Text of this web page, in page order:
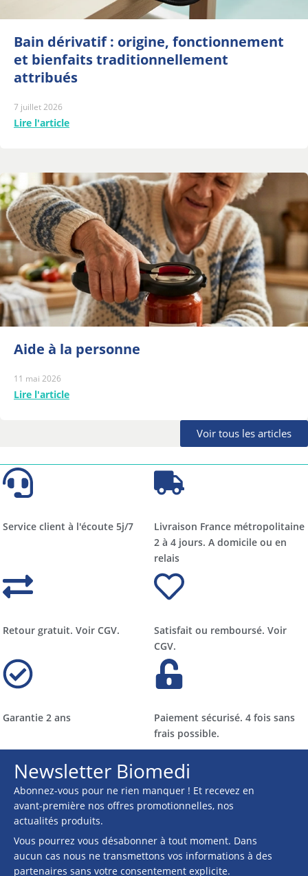
Bain dérivatif : origine, fonctionnement
et bienfaits traditionnellement
attribués
7 juillet 2026
Lire l'article
Aide à la personne
11 mai 2026
Lire l'article
Voir tous les articles
Service client à l'écoute 5j/7
Livraison France métropolitaine
2 à 4 jours. A domicile ou en
relais​​
Retour gratuit. Voir CGV.
Satisfait ou remboursé. Voir
CGV.
Garantie 2 ans
Paiement sécurisé. 4 fois sans
frais possible.
Newsletter Biomedi
Abonnez-vous pour ne rien manquer ! Et recevez en
avant-première nos offres promotionnelles, nos
actualités produits.
Vous pourrez vous désabonner à tout moment. Dans
aucun cas nous ne transmettons vos informations à des
partenaires sans votre consentement explicite.